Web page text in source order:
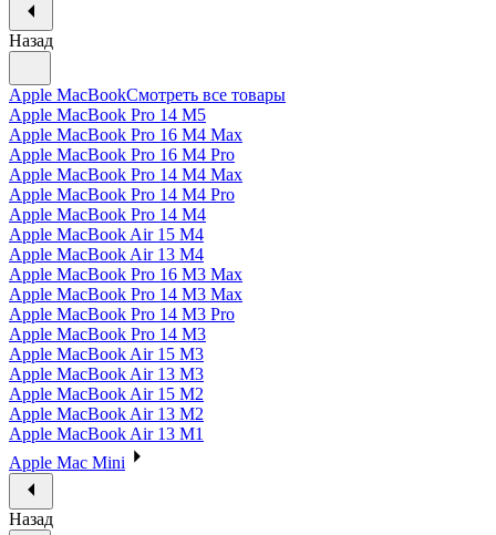
Назад
Apple MacBookСмотреть все товары
Apple MacBook Pro 14 M5
Apple MacBook Pro 16 M4 Max
Apple MacBook Pro 16 M4 Pro
Apple MacBook Pro 14 M4 Max
Apple MacBook Pro 14 M4 Pro
Apple MacBook Pro 14 M4
Apple MacBook Air 15 M4
Apple MacBook Air 13 M4
Apple MacBook Pro 16 M3 Max
Apple MacBook Pro 14 M3 Max
Apple MacBook Pro 14 M3 Pro
Apple MacBook Pro 14 M3
Apple MacBook Air 15 M3
Apple MacBook Air 13 M3
Apple MacBook Air 15 M2
Apple MacBook Air 13 M2
Apple MacBook Air 13 M1
Apple Mac Mini
Назад